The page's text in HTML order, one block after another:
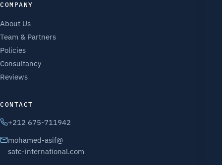
COMPANY
About Us
Team & Partners
Policies
Consultancy
Reviews
CONTACT
+212 675-711942
mohamed-asif@
satc-international.com